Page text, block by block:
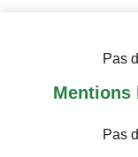
Pas
Mentions
Pas